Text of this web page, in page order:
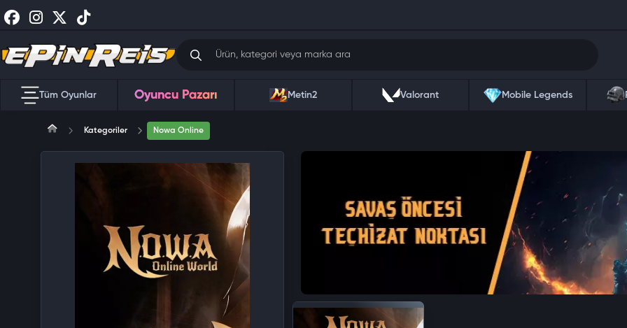
Tüm Oyunlar Oyuncu Pazarı Metin2 Valorant Mobile Legends
Kategoriler Nowa Online